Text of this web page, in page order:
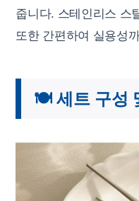
줍니다. 스테인리스 스
또한 간편하여 실용성
🍽️ 세트 구성